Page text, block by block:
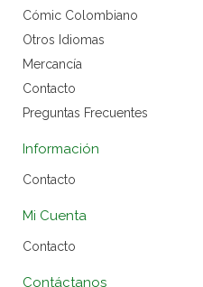
Cómic Colombiano
Otros Idiomas
Mercancía
Contacto
Preguntas Frecuentes
Información
Contacto
Mi Cuenta
Contacto
Contáctanos